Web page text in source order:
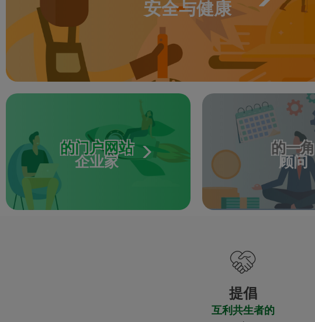
安全与健康
的门户网站
企业家
的一角
顾问
提倡
互利共生者的